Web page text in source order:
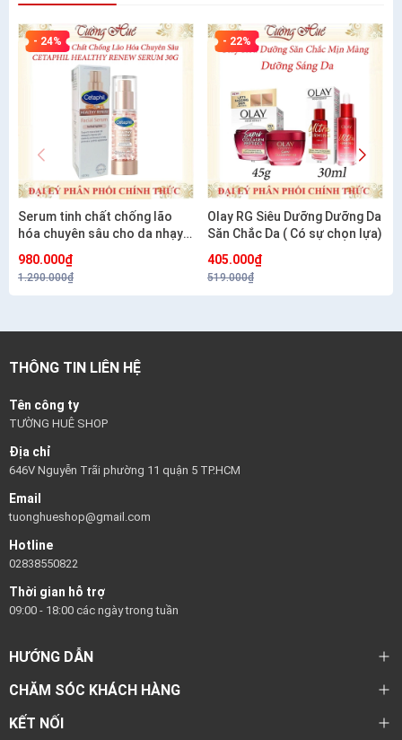
- 24%
Serum tinh chất chống lão
hóa chuyên sâu cho da nhạy
cảm CETAPHIL HEALTHY
RENEW SERUM 30G
980.000₫
1.290.000₫
- 22%
Olay RG Siêu Dưỡng Dưỡng Da
Săn Chắc Da ( Có sự chọn lựa)
405.000₫
519.000₫
THÔNG TIN LIÊN HỆ
Tên công ty
TƯỜNG HUÊ SHOP
Địa chỉ
646V Nguyễn Trãi phường 11 quận 5 TP.HCM
Email
tuonghueshop@gmail.com
Hotline
02838550822
Thời gian hỗ trợ
09:00 - 18:00 các ngày trong tuần
HƯỚNG DẪN
CHĂM SÓC KHÁCH HÀNG
KẾT NỐI